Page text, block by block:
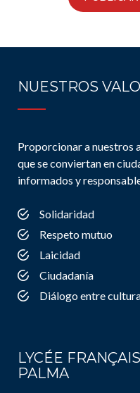
NUESTROS
Proporcionar a nuestros
que se conviertan en
informados y
Solidaridad
Respeto mutuo
Laicidad
Ciudadanía
Diálogo entre
LYCÉE
PALMA